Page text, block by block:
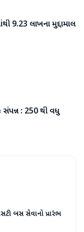
9.23 લાખના મુદ્દામાલ
સંપન્ન : 250 થી વધુ
બસ સેવાનો પ્રારંભ